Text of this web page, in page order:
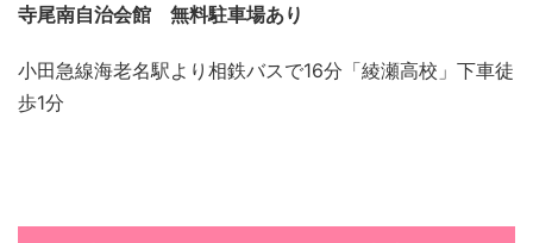
寺尾南自治会館 無料駐車場あり
小田急線海老名駅より相鉄バスで16分「綾瀬高校」下車徒
歩1分